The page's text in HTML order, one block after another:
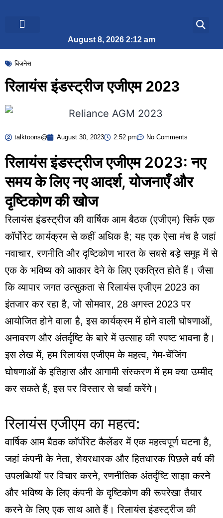
August 8, 2026 2:12 am
बिज़नेस
रिलायंस इंडस्ट्रीज एजीएम 2023
talktoons@ August 30, 2023 2:52 pm No Comments
रिलायंस इंडस्ट्रीज एजीएम 2023: नए
समय के लिए नए आदर्श, योजनाएँ और
दृष्टिकोण की खोज
रिलायंस इंडस्ट्रीज की वार्षिक आम बैठक (एजीएम) सिर्फ एक
कॉर्पोरेट कार्यक्रम से कहीं अधिक है; यह एक ऐसा मंच है जहां
नवाचार, रणनीति और दृष्टिकोण भारत के सबसे बड़े समूह में से
एक के भविष्य को आकार देने के लिए एकत्रित होते हैं। जैसा
कि व्यापार जगत उत्सुकता से रिलायंस एजीएम 2023 का
इंतजार कर रहा है, जो सोमवार, 28 अगस्त 2023 पर
आयोजित होने वाला है, इस कार्यक्रम में होने वाली घोषणाओं,
अनावरण और अंतर्दृष्टि के बारे में उत्साह की स्पष्ट भावना है।
इस लेख में, हम रिलायंस एजीएम के महत्व, गेम-चेंजिंग
घोषणाओं के इतिहास और आगामी संस्करण में हम क्या उम्मीद
कर सकते हैं, इस पर विस्तार से चर्चा करेंगे।
रिलायंस एजीएम का महत्व:
वार्षिक आम बैठक कॉर्पोरेट कैलेंडर में एक महत्वपूर्ण घटना है,
जहां कंपनी के नेता, शेयरधारक और हितधारक पिछले वर्ष की
उपलब्धियों पर विचार करने, रणनीतिक अंतर्दृष्टि साझा करने
और भविष्य के लिए कंपनी के दृष्टिकोण की रूपरेखा तैयार
करने के लिए एक साथ आते हैं। रिलायंस इंडस्ट्रीज की